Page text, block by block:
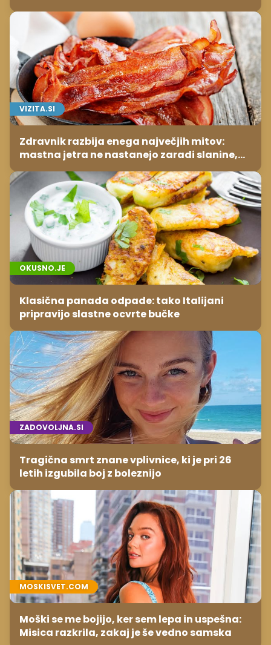
VIZITA.SI
Zdravnik razbija enega največjih mitov:
mastna jetra ne nastanejo zaradi slanine,
temveč zaradi živila, ki ga imamo vsi radi
OKUSNO.JE
Klasična panada odpade: tako Italijani
pripravijo slastne ocvrte bučke
ZADOVOLJNA.SI
Tragična smrt znane vplivnice, ki je pri 26
letih izgubila boj z boleznijo
MOSKISVET.COM
Moški se me bojijo, ker sem lepa in uspešna:
Misica razkrila, zakaj je še vedno samska